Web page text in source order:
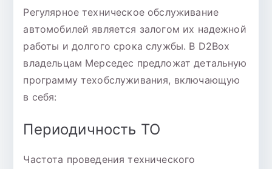
Регулярное техническое обслуживание
автомобилей является залогом их надежной
работы и долгого срока службы. В D2Box
владельцам Мерседес предложат детальную
программу техобслуживания, включающую
в себя:
Периодичность ТО
Частота проведения технического